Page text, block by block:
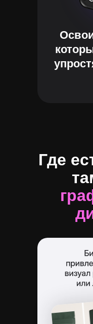
Где
Вы можете
время